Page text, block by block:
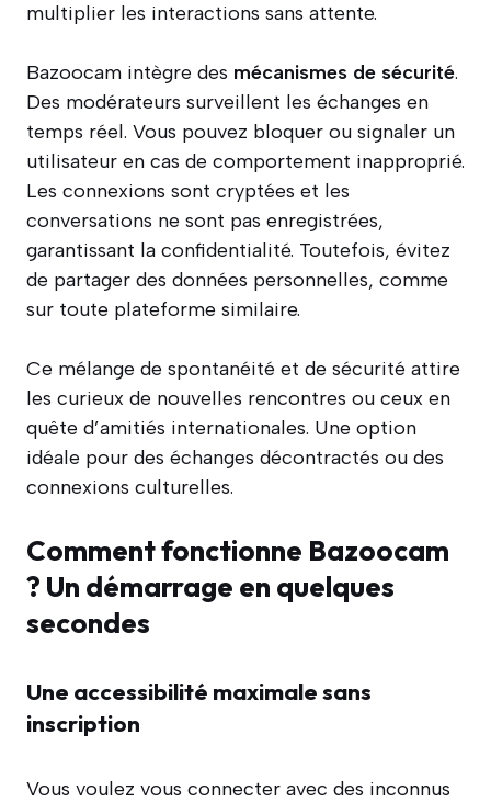
multiplier les interactions sans attente.
Bazoocam intègre des mécanismes de sécurité.
Des modérateurs surveillent les échanges en
temps réel. Vous pouvez bloquer ou signaler un
utilisateur en cas de comportement inapproprié.
Les connexions sont cryptées et les
conversations ne sont pas enregistrées,
garantissant la confidentialité. Toutefois, évitez
de partager des données personnelles, comme
sur toute plateforme similaire.
Ce mélange de spontanéité et de sécurité attire
les curieux de nouvelles rencontres ou ceux en
quête d’amitiés internationales. Une option
idéale pour des échanges décontractés ou des
connexions culturelles.
Comment fonctionne Bazoocam
? Un démarrage en quelques
secondes
Une accessibilité maximale sans
inscription
Vous voulez vous connecter avec des inconnus